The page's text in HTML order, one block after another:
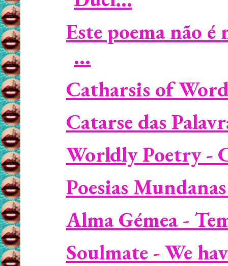
Este poema não
...
Catharsis of
Catarse das
Worldly Poetry -
Poesias
Alma Gémea -
Soulmate - We